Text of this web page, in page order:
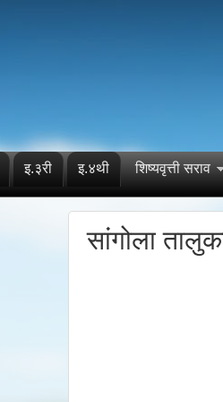
इ.३री इ.४थी शिष्यवृत्ती सराव
सांगोला